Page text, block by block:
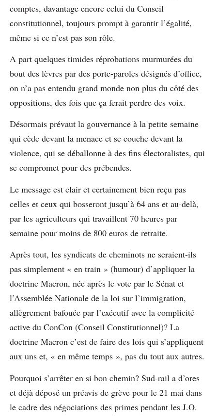
comptes, davantage encore celui du Conseil
constitutionnel, toujours prompt à garantir l’égalité,
même si ce n’est pas son rôle.
A part quelques timides réprobations murmurées du
bout des lèvres par des porte-paroles désignés d’office,
on n’a pas entendu grand monde non plus du côté des
oppositions, des fois que ça ferait perdre des voix.
Désormais prévaut la gouvernance à la petite semaine
qui cède devant la menace et se couche devant la
violence, qui se déballonne à des fins électoralistes, qui
se compromet pour des prébendes.
Le message est clair et certainement bien reçu pas
celles et ceux qui bosseront jusqu’à 64 ans et au-delà,
par les agriculteurs qui travaillent 70 heures par
semaine pour moins de 800 euros de retraite.
Après tout, les syndicats de cheminots ne seraient-ils
pas simplement « en train » (humour) d’appliquer la
doctrine Macron, née après le vote par le Sénat et
l’Assemblée Nationale de la loi sur l’immigration,
allègrement bafouée par l’exécutif avec la complicité
active du ConCon (Conseil Constitutionnel)? La
doctrine Macron c’est de faire des lois qui s’appliquent
aux uns et, « en même temps », pas du tout aux autres.
Pourquoi s’arrêter en si bon chemin? Sud-rail a d’ores
et déjà déposé un préavis de grève pour le 21 mai dans
le cadre des négociations des primes pendant les J.O.